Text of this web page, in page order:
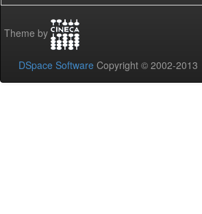
Theme by
DSpace Software Copyright © 2002-2013